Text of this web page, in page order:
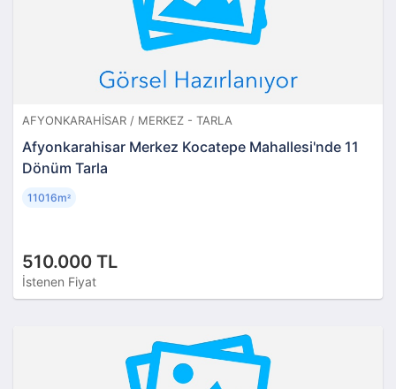
AFYONKARAHISAR / MERKEZ - TARLA
Afyonkarahisar Merkez Kocatepe Mahallesi'nde 11
Dönüm Tarla
510.000 TL
İstenen Fiyat
11016m²